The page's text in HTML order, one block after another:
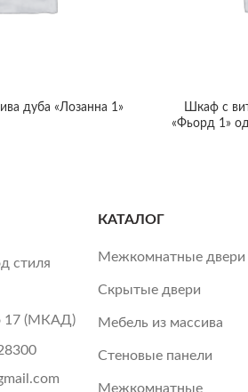
дуба «Лозанна 1»
Шкаф с
«Фьорд 1»
стиля
17 (МКАД)
КАТАЛОГ
Межкомнатные двери
Скрытые двери
Мебель из массива
Стеновые панели
Межкомнатные